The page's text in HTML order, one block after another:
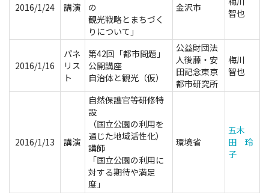
2016/1/24 講演
の
観光戦略とまちづく
りについて」
金沢市
智也
2016/1/16
パネ
リス
ト
第42回「都市問題」
公開講座
自治体と観光（仮）
公益財団法
人後藤・安
田記念東京
都市研究所
梅川
智也
2016/1/13 講演
自然保護官等研修特
設
（国立公園の利用を
通じた地域活性化）
講師
「国立公園の利用に
対する期待や満足
度」
環境省
五木
田 玲
子